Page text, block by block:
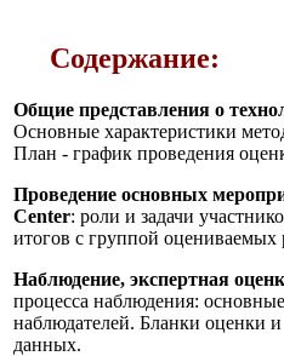
Содержание:
Общие представления о
Основные характеристики
План - график проведения
Проведение основных
Center: роли и задачи
итогов с группой оцениваемых
Наблюдение, экспертная
процесса наблюдения:
наблюдателей. Бланки оценки
данных.